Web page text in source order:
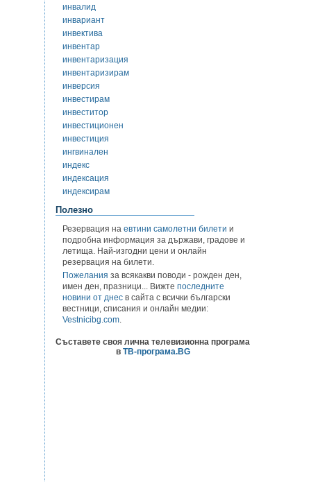
инвалид
инвариант
инвектива
инвентар
инвентаризация
инвентаризирам
инверсия
инвестирам
инвеститор
инвестиционен
инвестиция
ингвинален
индекс
индексация
индексирам
Полезно
Резервация на евтини самолетни билети и
подробна информация за държави, градове и
летища. Най-изгодни цени и онлайн
резервация на билети.
Пожелания за всякакви поводи - рожден ден,
имен ден, празници... Вижте последните
новини от днес в сайта с всички български
вестници, списания и онлайн медии:
Vestnicibg.com.
Съставете своя лична телевизионна програма
в ТВ-програма.BG